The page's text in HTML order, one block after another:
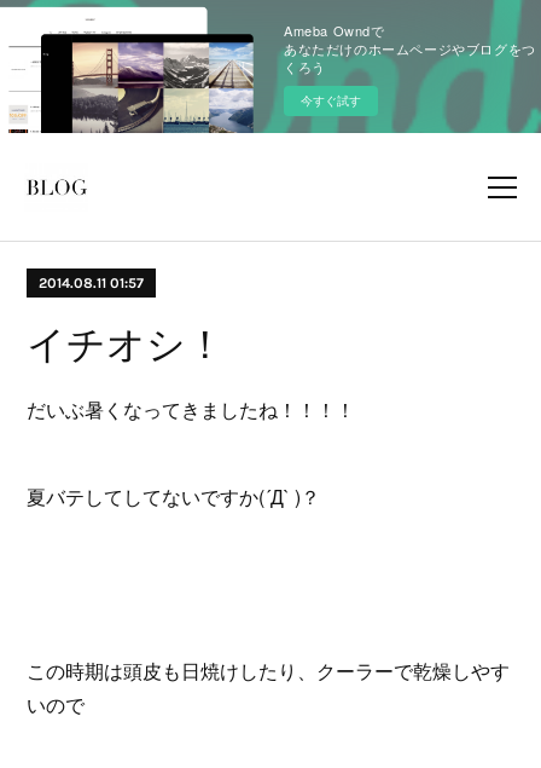
Ameba Owndで
あなただけのホームページやブログをつ
くろう
今すぐ試す
2014.08.11 01:57
イチオシ！
だいぶ暑くなってきましたね！！！！
夏バテしてしてないですか(´Д` )？
この時期は頭皮も日焼けしたり、クーラーで乾燥しやす
いので